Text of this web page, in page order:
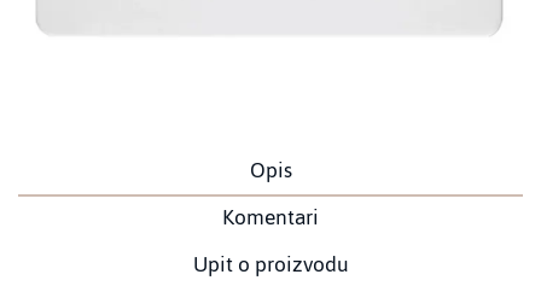
Opis
Komentari
Upit o proizvodu